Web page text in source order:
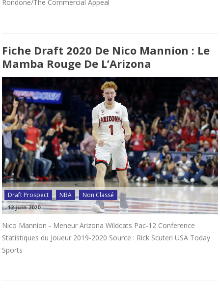
Rondone/The Commercial Appeal
Fiche Draft 2020 De Nico Mannion : Le
Mamba Rouge De L’Arizona
Draft Prospect NBA Non Classé
-12 juin 2020
Nico Mannion - Meneur Arizona Wildcats Pac-12 Conference
Statistiques du Joueur 2019-2020 Source : Rick Scuteri USA Today
Sports